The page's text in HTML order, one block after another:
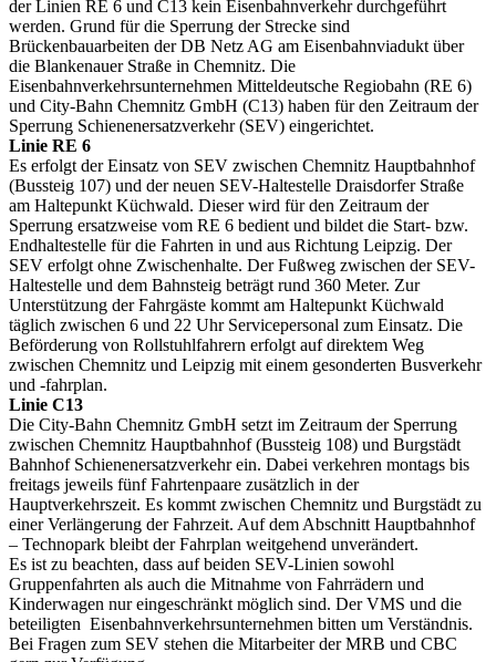
der Linien RE 6 und C13 kein Eisenbahnverkehr durchgeführt
werden. Grund für die Sperrung der Strecke sind
Brückenbauarbeiten der DB Netz AG am Eisenbahnviadukt über
die Blankenauer Straße in Chemnitz. Die
Eisenbahnverkehrsunternehmen Mitteldeutsche Regiobahn (RE 6)
und City-Bahn Chemnitz GmbH (C13) haben für den Zeitraum der
Sperrung Schienenersatzverkehr (SEV) eingerichtet.
Linie RE 6
Es erfolgt der Einsatz von SEV zwischen Chemnitz Hauptbahnhof
(Bussteig 107) und der neuen SEV-Haltestelle Draisdorfer Straße
am Haltepunkt Küchwald. Dieser wird für den Zeitraum der
Sperrung ersatzweise vom RE 6 bedient und bildet die Start- bzw.
Endhaltestelle für die Fahrten in und aus Richtung Leipzig. Der
SEV erfolgt ohne Zwischenhalte. Der Fußweg zwischen der SEV-
Haltestelle und dem Bahnsteig beträgt rund 360 Meter. Zur
Unterstützung der Fahrgäste kommt am Haltepunkt Küchwald
täglich zwischen 6 und 22 Uhr Servicepersonal zum Einsatz. Die
Beförderung von Rollstuhlfahrern erfolgt auf direktem Weg
zwischen Chemnitz und Leipzig mit einem gesonderten Busverkehr
und -fahrplan.
Linie C13
Die City-Bahn Chemnitz GmbH setzt im Zeitraum der Sperrung
zwischen Chemnitz Hauptbahnhof (Bussteig 108) und Burgstädt
Bahnhof Schienenersatzverkehr ein. Dabei verkehren montags bis
freitags jeweils fünf Fahrtenpaare zusätzlich in der
Hauptverkehrszeit. Es kommt zwischen Chemnitz und Burgstädt zu
einer Verlängerung der Fahrzeit. Auf dem Abschnitt Hauptbahnhof
– Technopark bleibt der Fahrplan weitgehend unverändert.
Es ist zu beachten, dass auf beiden SEV-Linien sowohl
Gruppenfahrten als auch die Mitnahme von Fahrrädern und
Kinderwagen nur eingeschränkt möglich sind. Der VMS und die
beteiligten Eisenbahnverkehrsunternehmen bitten um Verständnis.
Bei Fragen zum SEV stehen die Mitarbeiter der MRB und CBC